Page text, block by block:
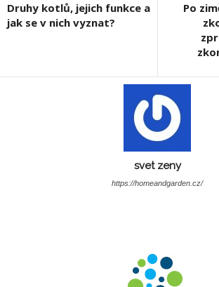
Druhy kotlů, jejich funkce a
jak se v nich vyznat?
Po
svet zeny
https://homeandgarden.cz/